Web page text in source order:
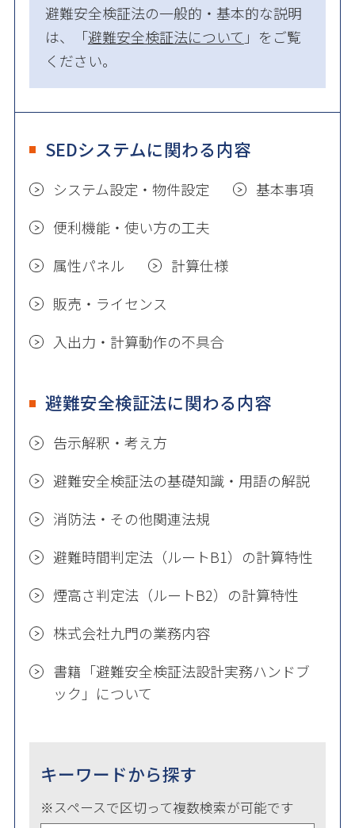
避難安全検証法の一般的・基本的な説明
は、「避難安全検証法について 」をご覧
ください。
SEDシステムに関わる内容
システム設定・物件設定
基本事項
便利機能・使い方の工夫
属性パネル
計算仕様
販売・ライセンス
入出力・計算動作の不具合
避難安全検証法に関わる内容
告示解釈・考え方
避難安全検証法の基礎知識・用語の解説
消防法・その他関連法規
避難時間判定法（ルートB1）の計算特性
煙高さ判定法（ルートB2）の計算特性
株式会社九門の業務内容
書籍「避難安全検証法設計実務ハンドブ
ック」について
キーワードから探す
※スペースで区切って複数検索が可能です